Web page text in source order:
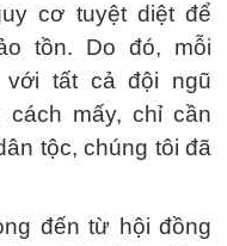
cơ tuyệt diệt để
tồn. Do đó, mỗi
tất cả đội ngũ
mấy, chỉ cần
tộc, chúng tôi đã
đến từ hội đồng